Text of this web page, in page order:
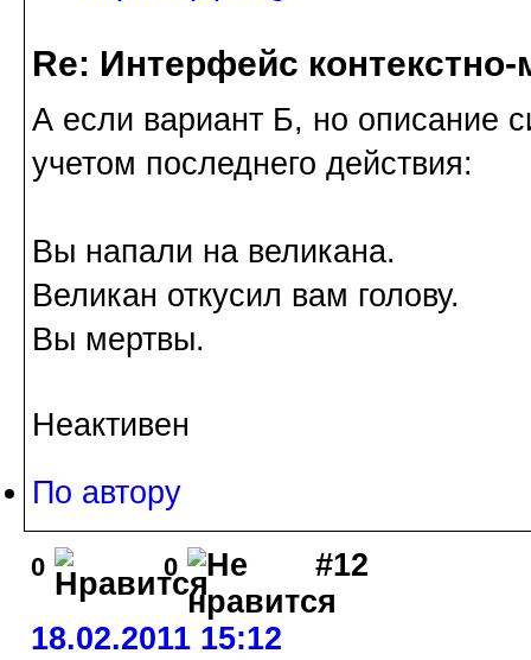
Re: Интерфейс
А если вариант Б, но описание
учетом последнего действия:
Вы напали на великана.
Великан откусил вам голову.
Вы мертвы.
Неактивен
По автору
0 0 #12
18.02.2011 15:12